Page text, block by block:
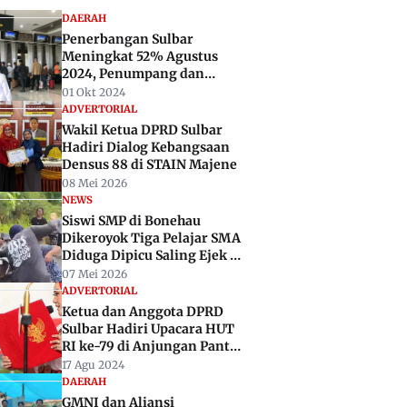
DAERAH
Penerbangan Sulbar
Meningkat 52% Agustus
2024, Penumpang dan
Bagasi Terdongkrak
01 Okt 2024
ADVERTORIAL
Wakil Ketua DPRD Sulbar
Hadiri Dialog Kebangsaan
Densus 88 di STAIN Majene
08 Mei 2026
NEWS
Siswi SMP di Bonehau
Dikeroyok Tiga Pelajar SMA
Diduga Dipicu Saling Ejek di
Medsos
07 Mei 2026
ADVERTORIAL
Ketua dan Anggota DPRD
Sulbar Hadiri Upacara HUT
RI ke-79 di Anjungan Pantai
Manakarra
17 Agu 2024
DAERAH
GMNI dan Aliansi